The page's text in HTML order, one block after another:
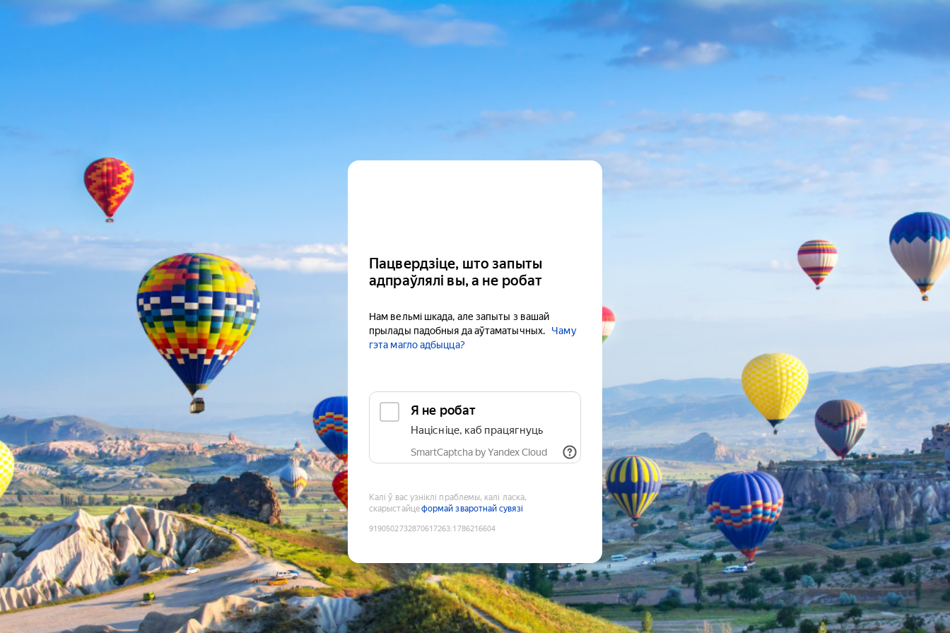
Пацвердзіце, што запыты
адпраўлялі вы, а не робат
Нам вельмі шкада, але запыты з вашай
прылады падобныя да аўтаматычных.
Чаму
гэта магло адбыцца?
Я не робат
Націсніце, каб працягнуць
SmartCaptcha by Yandex Cloud
Калі ў вас узніклі праблемы, калі ласка,
скарыстайцеформай зваротнай сувязі
9190502732870617263:1786216604